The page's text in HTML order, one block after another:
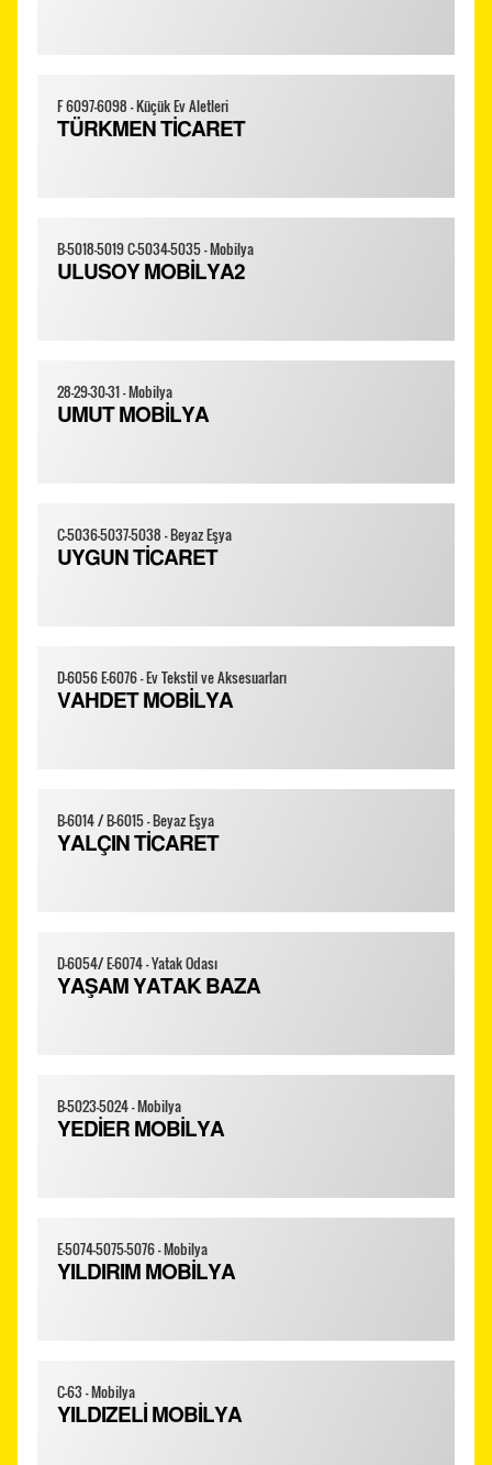
F 6097-6098 - Küçük Ev Aletleri
TÜRKMEN TİCARET
B-5018-5019 C-5034-5035 - Mobilya
ULUSOY MOBİLYA2
28-29-30-31 - Mobilya
UMUT MOBİLYA
C-5036-5037-5038 - Beyaz Eşya
UYGUN TİCARET
D-6056 E-6076 - Ev Tekstil ve Aksesuarları
VAHDET MOBİLYA
B-6014 / B-6015 - Beyaz Eşya
YALÇIN TİCARET
D-6054/ E-6074 - Yatak Odası
YAŞAM YATAK BAZA
B-5023-5024 - Mobilya
YEDİER MOBİLYA
E-5074-5075-5076 - Mobilya
YILDIRIM MOBİLYA
C-63 - Mobilya
YILDIZELİ MOBİLYA